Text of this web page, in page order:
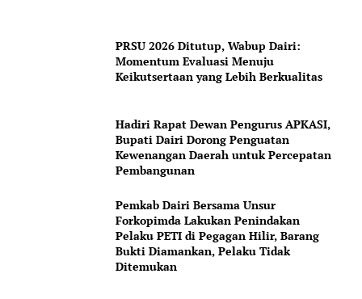
PRSU 2026 Ditutup, Wabup Dairi:
Momentum Evaluasi Menuju
Keikutsertaan yang Lebih Berkualitas
Hadiri Rapat Dewan Pengurus APKASI,
Bupati Dairi Dorong Penguatan
Kewenangan Daerah untuk Percepatan
Pembangunan
Pemkab Dairi Bersama Unsur
Forkopimda Lakukan Penindakan
Pelaku PETI di Pegagan Hilir, Barang
Bukti Diamankan, Pelaku Tidak
Ditemukan